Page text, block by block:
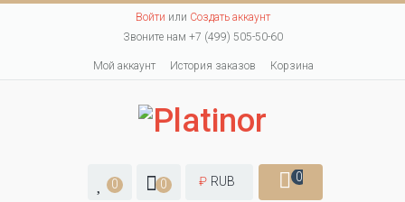
Войти или Создать аккаунт
Звоните нам +7 (499) 505-50-60
Мой аккаунт История заказов Корзина
0 0 ₽ RUB 0